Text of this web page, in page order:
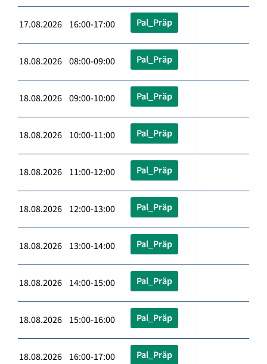
17.08.2026 16:00-17:00 Pal_Präp
18.08.2026 08:00-09:00 Pal_Präp
18.08.2026 09:00-10:00 Pal_Präp
18.08.2026 10:00-11:00 Pal_Präp
18.08.2026 11:00-12:00 Pal_Präp
18.08.2026 12:00-13:00 Pal_Präp
18.08.2026 13:00-14:00 Pal_Präp
18.08.2026 14:00-15:00 Pal_Präp
18.08.2026 15:00-16:00 Pal_Präp
18.08.2026 16:00-17:00 Pal_Präp